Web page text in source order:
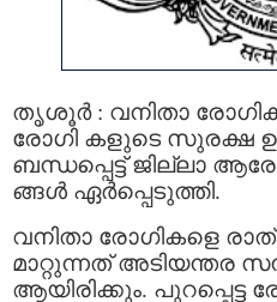
തൃശൂര്‍ : വനിതാ
രോഗി കളുടെ സുരക്ഷ
ബന്ധപ്പെട്ട് ജില്ലാ
ങ്ങൾ ഏർപ്പെടുത്തി.
വനിതാ രോഗികളെ
മാറ്റുന്നത് അടിയന്തര
ആയിരിക്കും.